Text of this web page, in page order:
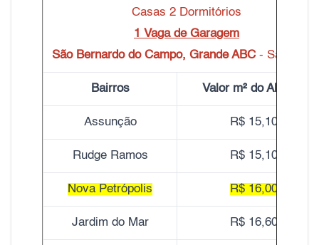
Casas 2 Dormitórios
1 Vaga de Garagem
São Bernardo do Campo, Grande ABC- São
Bairros Valor m² do Aluguel
Assunção R$ 15,10
Rudge Ramos R$ 15,10
Nova Petrópolis R$ 16,00
Jardim do Mar R$ 16,60